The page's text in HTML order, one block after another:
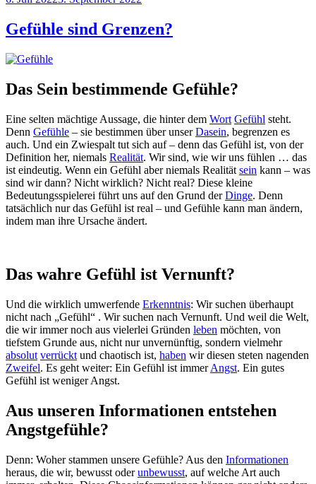
Gefühle sind Grenzen?
Das Sein bestimmende Gefühle?
Eine selten mächtige Aussage, die hinter dem Wort Gefühl steht.
Denn Gefühle – sie bestimmen über unserDasein, begrenzen es
auch. Und ein Zwiespalt tut sich auf – denn das Gefühl ist, von der
Definition her, niemals Realität. Wir sind, wie wir uns fühlen … das
ist eindeutig. Wenn ein Gefühl aber niemals Realität sein kann – was
sind wir dann? Nicht wirklich? Nicht real? Diese kleine
Bedeutungsspielerei führt uns auf den Grund derDinge. Denn
tatsächlich nur das Gefühl ist real – und Gefühle kann man ändern,
indem man ihre Ursache ändert.
Das wahre Gefühl ist Vernunft?
Und die wirklich umwerfende Erkenntnis: Wir suchen überhaupt
nicht nach „Gefühl“ . Wir suchen nach Vernunft. Und weil die Welt,
die wir immer noch aus vielerlei Gründen leben möchten, von
tiefstem Grunde aus, nicht nur unvernünftig, sondern vielmehr
absolut verrückt und chaotisch ist, haben wir diesen steten nagenden
Zweifel. Es geht weiter: Ein Gefühl ist immerAngst. Ein gutes
Gefühl ist weniger Angst.
Aus unseren Informationen entstehen
Angstgefühle?
Denn: Woher stammen unsere Gefühle? Aus den Informationen
heraus, die wir, bewusst oderunbewusst, auf welche Art auch